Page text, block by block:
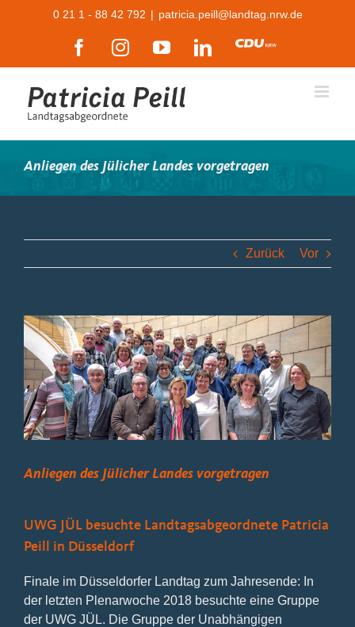
0 21 1 - 88 42 792 | patricia.peill@landtag.nrw.de
FacebookInstagramYouTubeLinkedIn
CDU
Anliegen des Jülicher Landes vorgetragen
Zurück Vor
Zeige
grösseres
Bild
Anliegen des Jülicher Landes vorgetragen
UWG JÜL besuchte Landtagsabgeordnete Patricia
Peill in Düsseldorf
Finale im Düsseldorfer Landtag zum Jahresende: In
der letzten Plenarwoche 2018 besuchte eine Gruppe
der UWG JÜL. Die Gruppe der Unabhängigen